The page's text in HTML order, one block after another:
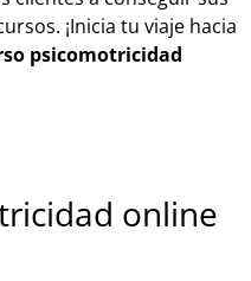
¡Inicia tu viaje hacia
psicomotricidad
online